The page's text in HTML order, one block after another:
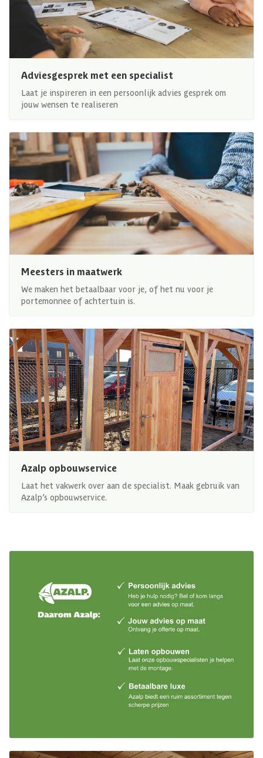
Adviesgesprek met een specialist
Laat je inspireren in een persoonlijk advies gesprek om
jouw wensen te realiseren
Meesters in maatwerk
We maken het betaalbaar voor je, of het nu voor je
portemonnee of achtertuin is.
Azalp opbouwservice
Laat het vakwerk over aan de specialist. Maak gebruik van
Azalp’s opbouwservice.